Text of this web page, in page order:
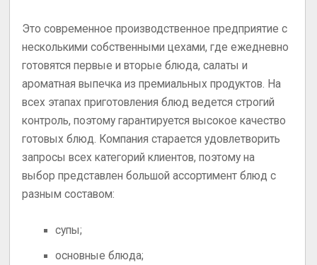
Это современное производственное предприятие с
несколькими собственными цехами, где ежедневно
готовятся первые и вторые блюда, салаты и
ароматная выпечка из премиальных продуктов. На
всех этапах приготовления блюд ведется строгий
контроль, поэтому гарантируется высокое качество
готовых блюд. Компания старается удовлетворить
запросы всех категорий клиентов, поэтому на
выбор представлен большой ассортимент блюд с
разным составом:
супы;
основные блюда;